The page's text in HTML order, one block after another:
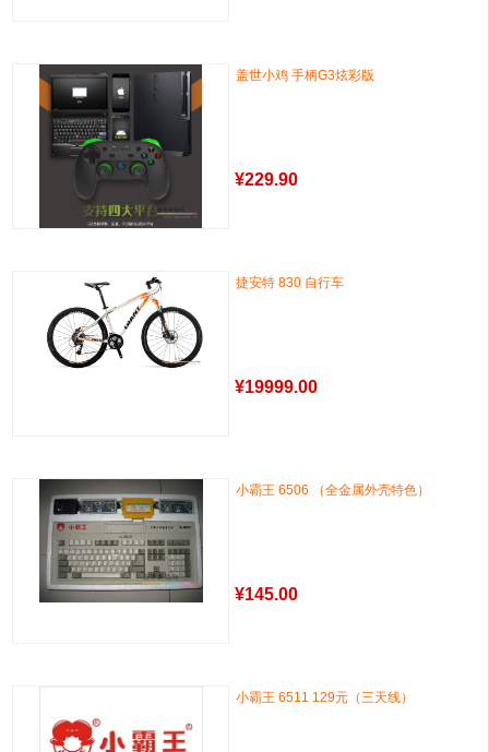
盖世小鸡 手柄G3炫彩版
¥229.90
捷安特 830 自行车
¥19999.00
小霸王 6506 （全金属外壳特色）
¥145.00
小霸王 6511 129元（三天线）